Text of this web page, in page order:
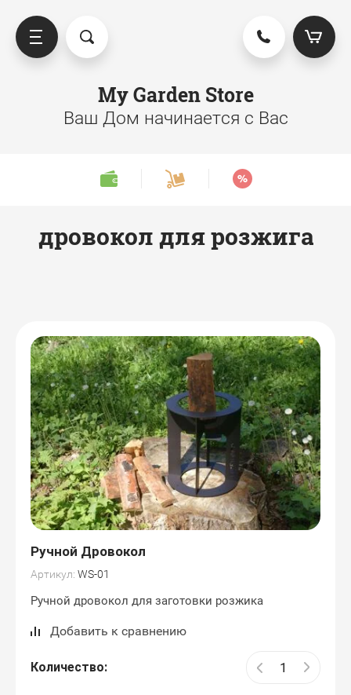
My Garden Store
Ваш Дом начинается с Вас
дровокол для розжига
Ручной Дровокол
Артикул: WS-01
Ручной дровокол для заготовки розжика
Добавить к сравнению
Количество: